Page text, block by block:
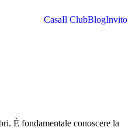
CasaIl ClubBlogInvito
È fondamentale conoscere la